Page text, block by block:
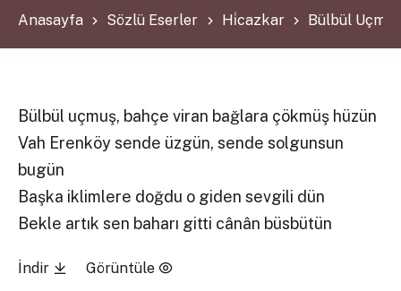
Anasayfa Sözlü Eserler Hi̇cazkar Bülbül
Bülbül uçmuş, bahçe viran bağlara çökmüş hüzün
Vah Erenköy sende üzgün, sende solgunsun
bugün
Başka iklimlere doğdu o giden sevgili dün
Bekle artık sen baharı gitti cânân büsbütün
İndir Görüntüle